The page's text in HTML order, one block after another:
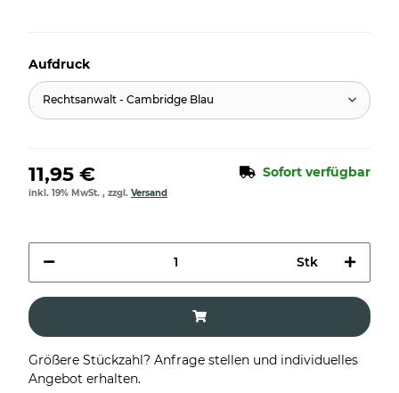
Aufdruck
Rechtsanwalt - Cambridge Blau
11,95 € Sofort verfügbar
inkl. 19% MwSt. , zzgl. Versand
Stk
Größere Stückzahl? Anfrage stellen und individuelles
Angebot erhalten.